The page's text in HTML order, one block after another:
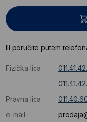
Ili poručite putem
Fizička lica
Pravna lica
e-mail: